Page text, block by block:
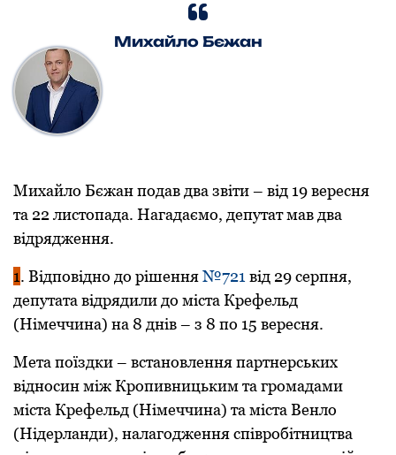
Михайло Бєжан
Михайло Бєжан подав два звіти – від 19 вересня
та 22 листопада. Нагадаємо, депутат мав два
відрядження.
1. Відповідно до рішення№721 від 29 серпня,
депутата відрядили до міста Крефельд
(Німеччина) на 8 днів – з 8 по 15 вересня.
Мета поїздки – встановлення партнерських
відносин між Кропивницьким та громадами
міста Крефельд (Німеччина) та міста Венло
(Нідерланди), налагодження співробітництва